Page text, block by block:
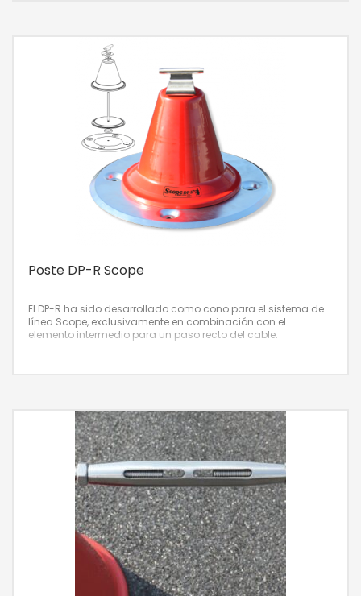
Poste DP-R Scope
El DP-R ha sido desarrollado como cono para el sistema de
línea Scope, exclusivamente en combinación con el
elemento intermedio para un paso recto del cable.